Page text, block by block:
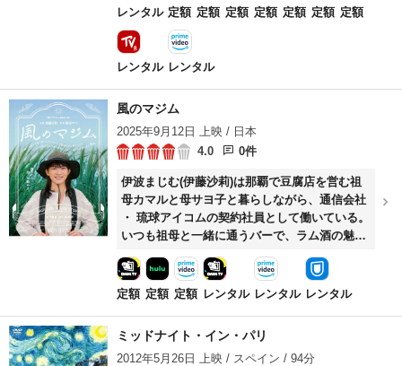
タークに新しいスーツを新調してもらったピー
レンタル 定額 定額 定額 定額 定額 定額 定額
レンタル レンタル
風のマジム
2025年9月12日 上映 / 日本
4.0
0件
伊波まじむ(伊藤沙莉)は那覇で⾖腐店を営む祖
⺟カマルと⺟サヨ⼦と暮らしながら、通信会社
・ 琉球アイコムの契約社員として働いている。
いつも祖⺟と⼀緒に通うバーで、ラム酒の魅⼒
に取り憑かれたまじむは、その原料がサトウキ
ビだと知る。 折しも社内ベンチャーコンクール
が開催され、まじむは、南⼤東島産のサトウキ
ジェクトへと発展していく。
定額 定額 定額 レンタル レンタル レンタル
ミッドナイト・イン・パリ
2012年5月26日 上映 / スペイン / 94分